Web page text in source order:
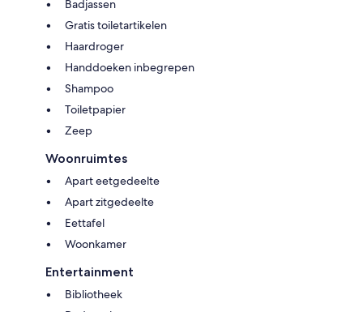
Badjassen
Gratis toiletartikelen
Haardroger
Handdoeken inbegrepen
Shampoo
Toiletpapier
Zeep
Woonruimtes
Apart eetgedeelte
Apart zitgedeelte
Eettafel
Woonkamer
Entertainment
Bibliotheek